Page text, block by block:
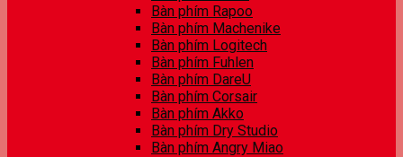
Bàn phím Rapoo
Bàn phím Machenike
Bàn phím Logitech
Bàn phím Fuhlen
Bàn phím DareU
Bàn phím Corsair
Bàn phím Akko
Bàn phím Dry Studio
Bàn phím Angry Miao